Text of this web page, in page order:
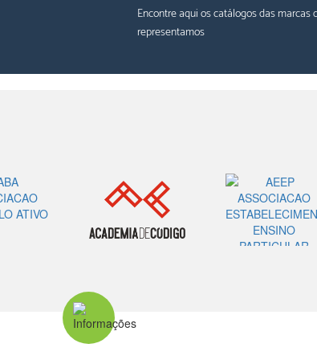
Encontre aqui os catálogos das marcas
representamos